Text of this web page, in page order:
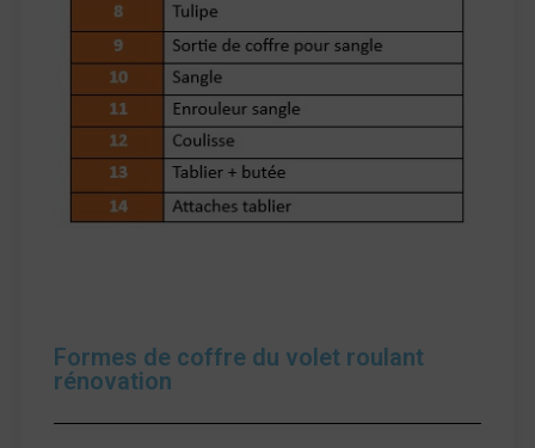
Formes de coffre du volet roulant
rénovation